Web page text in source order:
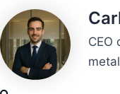
CEO